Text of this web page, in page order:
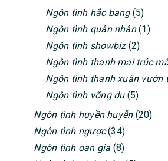
Ngôn tình hắc bang(5)
Ngôn tình quân nhân(1)
Ngôn tình showbiz(2)
Ngôn tình thanh mai trúc
Ngôn tình thanh xuân vườn
Ngôn tình võng du(5)
Ngôn tình huyền huyễn(20)
Ngôn tình ngược(34)
Ngôn tình oan gia (8)